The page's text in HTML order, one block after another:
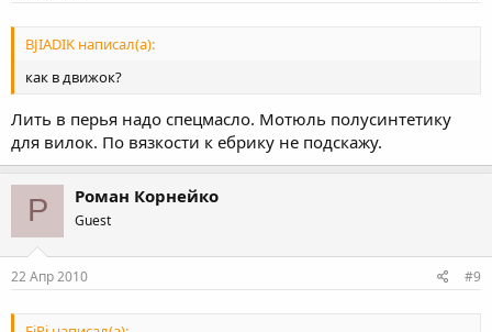
BJIADIK написал(а):
как в движок?
Лить в перья надо спецмасло. Мотюль полусинтетику
для вилок. По вязкости к ебрику не подскажу.
Р Роман Корнейко
Guest
22 Апр 2010 #9